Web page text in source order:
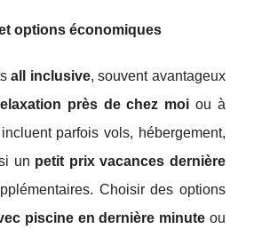
options économiques
all inclusive, souvent avantageux
près de chez moi ou à
parfois vols, hébergement,
un petit prix vacances dernière
Choisir des options
piscine en dernière minuteou